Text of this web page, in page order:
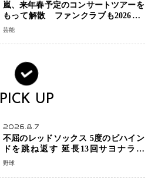
嵐、来年春予定のコンサートツアーを
もって解散 ファンクラブも2026年5
月末で活動終了
芸能
PICK UP
2026.8.7
不屈のレッドソックス 5度のビハイン
ドを跳ね返す 延長13回サヨナラ勝
ち 吉田正尚選手も2安打1打点で貢献 4
野球